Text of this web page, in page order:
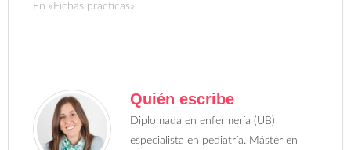
En «Fichas prácticas»
Quién escribe
Diplomada en enfermería (UB)
especialista en pediatría. Máster en